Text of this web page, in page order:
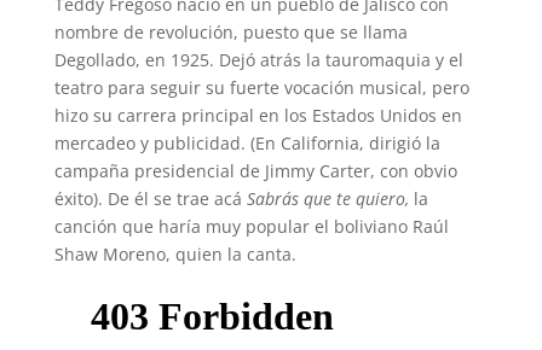
nombre de revolución, puesto que se llama
Degollado, en 1925. Dejó atrás la tauromaquia y el
teatro para seguir su fuerte vocación musical, pero
hizo su carrera principal en los Estados Unidos en
mercadeo y publicidad. (En California, dirigió la
campaña presidencial de Jimmy Carter, con obvio
éxito). De él se trae acá Sabrás que te quiero, la
canción que haría muy popular el boliviano Raúl
Shaw Moreno, quien la canta.